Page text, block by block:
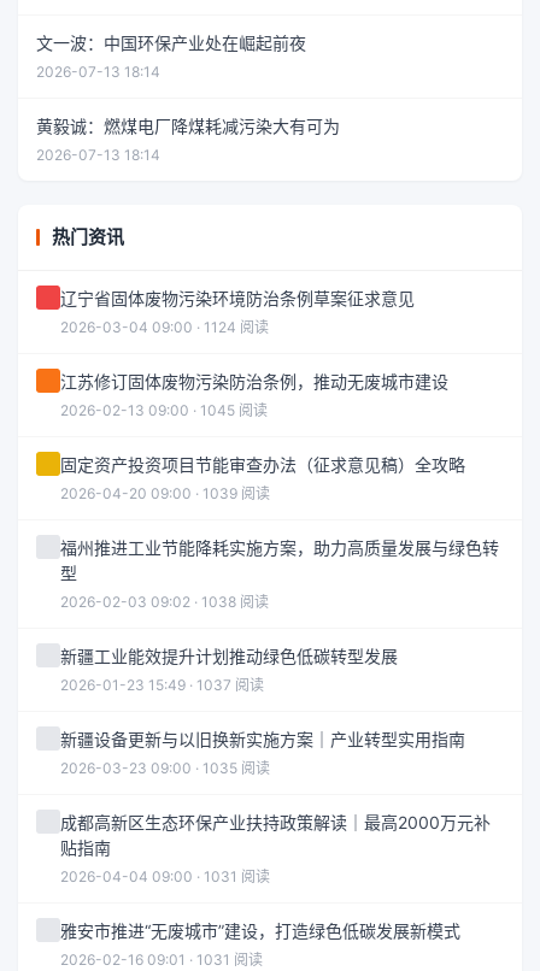
文一波：中国环保产业处在崛起前夜
2026-07-13 18:14
黄毅诚：燃煤电厂降煤耗减污染大有可为
2026-07-13 18:14
热门资讯
辽宁省固体废物污染环境防治条例草案征求意见
2026-03-04 09:00 · 1124 阅读
江苏修订固体废物污染防治条例，推动无废城市建设
2026-02-13 09:00 · 1045 阅读
固定资产投资项目节能审查办法（征求意见稿）全攻略
2026-04-20 09:00 · 1039 阅读
福州推进工业节能降耗实施方案，助力高质量发展与绿色转
型
2026-02-03 09:02 · 1038 阅读
新疆工业能效提升计划推动绿色低碳转型发展
2026-01-23 15:49 · 1037 阅读
新疆设备更新与以旧换新实施方案｜产业转型实用指南
2026-03-23 09:00 · 1035 阅读
成都高新区生态环保产业扶持政策解读｜最高2000万元补
贴指南
2026-04-04 09:00 · 1031 阅读
雅安市推进“无废城市”建设，打造绿色低碳发展新模式
2026-02-16 09:01 · 1031 阅读